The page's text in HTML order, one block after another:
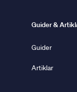
Guider &
Guider
Artiklar